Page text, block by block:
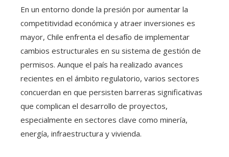
En un entorno donde la presión por aumentar la
competitividad económica y atraer inversiones es
mayor, Chile enfrenta el desafío de implementar
cambios estructurales en su sistema de gestión de
permisos. Aunque el país ha realizado avances
recientes en el ámbito regulatorio, varios sectores
concuerdan en que persisten barreras significativas
que complican el desarrollo de proyectos,
especialmente en sectores clave como minería,
energía, infraestructura y vivienda.